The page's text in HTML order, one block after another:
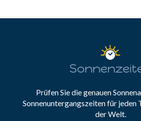
Prüfen Sie die genauen
Sonnenuntergangszeiten für jeden
der Welt.